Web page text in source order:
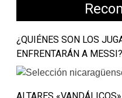
¿QUIÉNES SON LOS
ENFRENTARÁN A MESSI?